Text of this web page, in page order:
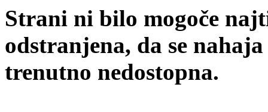
Strani ni bilo mogoče
odstranjena, da se
trenutno nedostopna.